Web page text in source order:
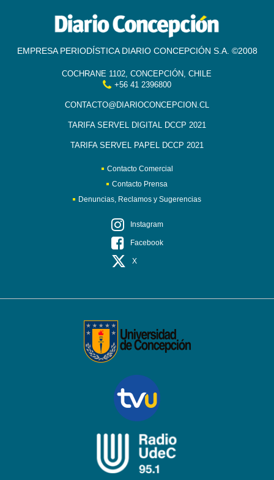
EMPRESA PERIODÍSTICA DIARIO CONCEPCIÓN S.A. ©2008
COCHRANE 1102, CONCEPCIÓN, CHILE
+56 41 2396800
CONTACTO@DIARIOCONCEPCION.CL
TARIFA SERVEL DIGITAL DCCP 2021
TARIFA SERVEL PAPEL DCCP 2021
Contacto Comercial
Contacto Prensa
Denuncias, Reclamos y Sugerencias
Instagram
Facebook
X